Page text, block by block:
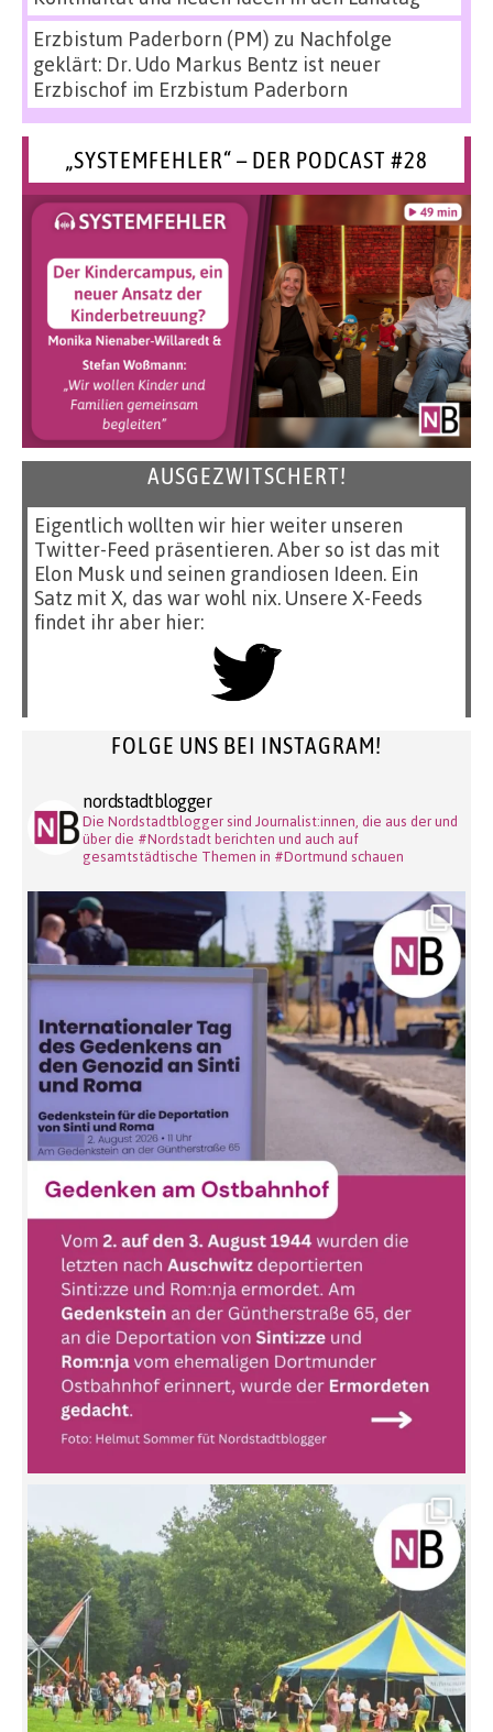
Erzbistum Paderborn (PM) zu Nachfolge
geklärt: Dr. Udo Markus Bentz ist neuer
Erzbischof im Erzbistum Paderborn
„SYSTEMFEHLER“ – DER PODCAST #28
AUSGEZWITSCHERT!
Eigentlich wollten wir hier weiter unseren
Twitter-Feed präsentieren. Aber so ist das mit
Elon Musk und seinen grandiosen Ideen. Ein
Satz mit X, das war wohl nix. Unsere X-Feeds
findet ihr aber hier:
FOLGE UNS BEI INSTAGRAM!
nordstadtblogger
Die Nordstadtblogger sind Journalist:innen, die aus der und
über die #Nordstadt berichten und auch auf
gesamtstädtische Themen in #Dortmund schauen